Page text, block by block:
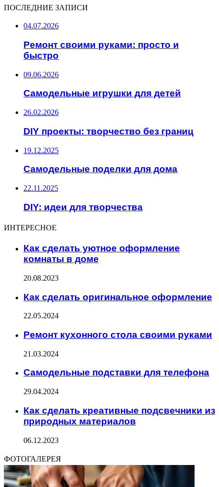
ПОСЛЕДНИЕ ЗАПИСИ
04.07.2026
Ремонт своими руками: просто и
быстро
09.06.2026
Самодельные игрушки для детей
26.02.2026
DIY проекты: творчество без границ
19.12.2025
Самодельные поделки для дома
22.11.2025
DIY: идеи для творчества
ИНТЕРЕСНОЕ
Как сделать уютное оформление
комнаты в доме
20.08.2023
Как сделать оригинальное оформление
22.05.2024
Ремонт кухонного стола своими руками
21.03.2024
Самодельные подставки для телефона
29.04.2024
Как сделать креативные подсвечники из
природных материалов
06.12.2023
ФОТОГАЛЕРЕЯ